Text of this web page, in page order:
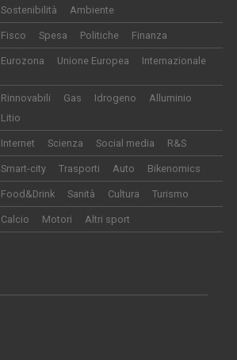
Sostenibilità Ambiente
Fisco Spesa Politiche Finanza
Eurozona Unione Europea Internazionale
Rinnovabili Gas Idrogeno
Alluminio
Litio
Internet Scienza Social media R&S
Smart-city Trasporti Auto Bikenomics
Food&Drink Sanità Cultura Turismo
Calcio Motori Altri sport